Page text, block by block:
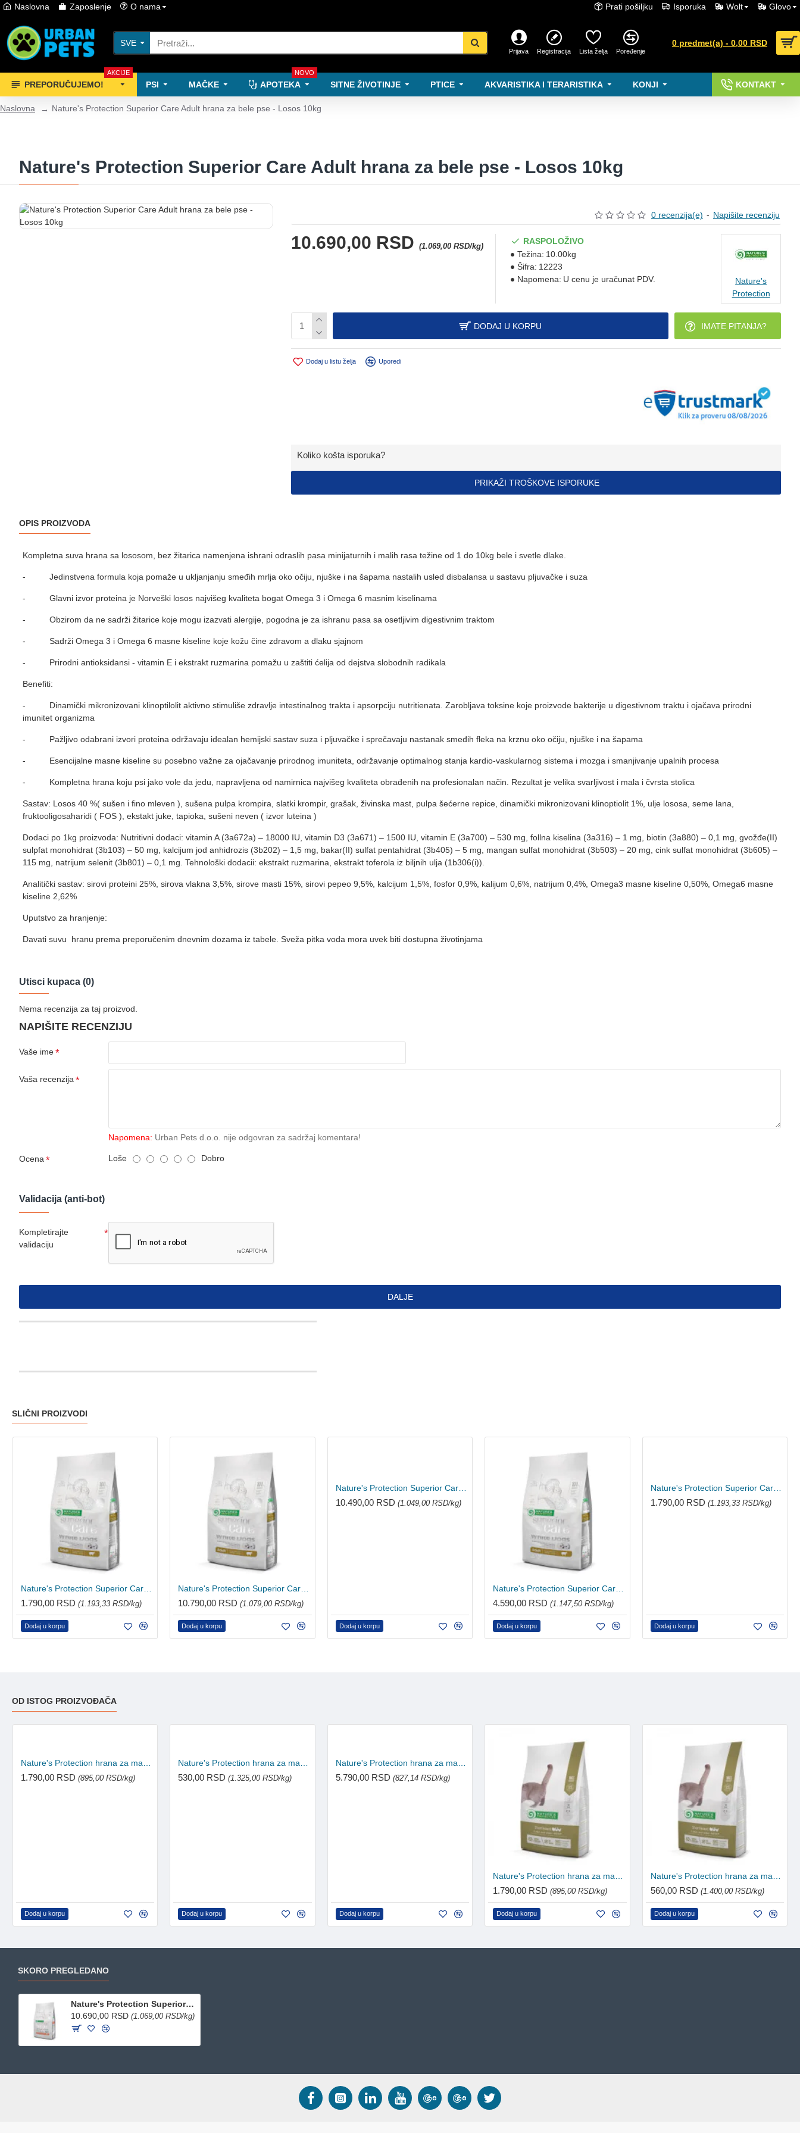
Naslovna Zaposlenje O nama Prati pošiljku Isporuka Wolt Glovo
SVE
Prijava Registracija Lista želja Poređenje
0 predmet(a) - 0,00 RSD
PREPORUČUJEMO!
AKCIJE
PSI MAČKE APOTEKA
NOVO
SITNE ŽIVOTINJE PTICE AKVARISTIKA I TERARISTIKA KONJI KONTAKT
Naslovna Nature's Protection Superior Care Adult hrana za bele pse - Losos 10kg
Nature's Protection Superior Care Adult hrana za bele pse - Losos 10kg
0 recenzija(e) - Napišite recenziju
10.690,00 RSD (1.069,00 RSD/kg)
RASPOLOŽIVO
Težina: 10.00kg
Šifra: 12223
Napomena: U cenu je uračunat PDV.
Nature's
Protection
DODAJ U KORPU IMATE PITANJA?
Dodaj u listu želja Uporedi
Koliko košta isporuka?
PRIKAŽI TROŠKOVE ISPORUKE
OPIS PROIZVODA
Kompletna suva hrana sa lososom, bez žitarica namenjena ishrani odraslih pasa minijaturnih i malih rasa težine od 1 do 10kg bele i svetle dlake.
- Jedinstvena formula koja pomaže u ukljanjanju smeđih mrlja oko očiju, njuške i na šapama nastalih usled disbalansa u sastavu pljuvačke i suza
- Glavni izvor proteina je Norveški losos najvišeg kvaliteta bogat Omega 3 i Omega 6 masnim kiselinama
- Obzirom da ne sadrži žitarice koje mogu izazvati alergije, pogodna je za ishranu pasa sa osetljivim digestivnim traktom
- Sadrži Omega 3 i Omega 6 masne kiseline koje kožu čine zdravom a dlaku sjajnom
- Prirodni antioksidansi - vitamin E i ekstrakt ruzmarina pomažu u zaštiti ćelija od dejstva slobodnih radikala
Benefiti:
- Dinamički mikronizovani klinoptilolit aktivno stimuliše zdravlje intestinalnog trakta i apsorpciju nutritienata. Zarobljava toksine koje proizvode bakterije u digestivnom traktu i ojačava prirodni
imunitet organizma
- Pažljivo odabrani izvori proteina održavaju idealan hemijski sastav suza i pljuvačke i sprečavaju nastanak smeđih fleka na krznu oko očiju, njuške i na šapama
- Esencijalne masne kiseline su posebno važne za ojačavanje prirodnog imuniteta, održavanje optimalnog stanja kardio-vaskularnog sistema i mozga i smanjivanje upalnih procesa
- Kompletna hrana koju psi jako vole da jedu, napravljena od namirnica najvišeg kvaliteta obrađenih na profesionalan način. Rezultat je velika svarljivost i mala i čvrsta stolica
Sastav: Losos 40 %( sušen i fino mleven ), sušena pulpa krompira, slatki krompir, grašak, živinska mast, pulpa šećerne repice, dinamički mikronizovani klinoptiolit 1%, ulje lososa, seme lana,
fruktooligosaharidi ( FOS ), ekstakt juke, tapioka, sušeni neven ( izvor luteina )
Dodaci po 1kg proizvoda: Nutritivni dodaci: vitamin A (3a672a) – 18000 IU, vitamin D3 (3a671) – 1500 IU, vitamin E (3a700) – 530 mg, follna kiselina (3a316) – 1 mg, biotin (3a880) – 0,1 mg, gvožđe(II)
sulpfat monohidrat (3b103) – 50 mg, kalcijum jod anhidrozis (3b202) – 1,5 mg, bakar(II) sulfat pentahidrat (3b405) – 5 mg, mangan sulfat monohidrat (3b503) – 20 mg, cink sulfat monohidrat (3b605) –
115 mg, natrijum selenit (3b801) – 0,1 mg. Tehnološki dodacii: ekstrakt ruzmarina, ekstrakt toferola iz biljnih ulja (1b306(i)).
Analitički sastav: sirovi proteini 25%, sirova vlakna 3,5%, sirove masti 15%, sirovi pepeo 9,5%, kalcijum 1,5%, fosfor 0,9%, kalijum 0,6%, natrijum 0,4%, Omega3 masne kiseline 0,50%, Omega6 masne
kiseline 2,62%
Uputstvo za hranjenje:
Davati suvu hranu prema preporučenim dnevnim dozama iz tabele. Sveža pitka voda mora uvek biti dostupna životinjama
Utisci kupaca (0)
Nema recenzija za taj proizvod.
NAPIŠITE RECENZIJU
Vaše ime
Vaša recenzija
Napomena: Urban Pets d.o.o. nije odgovran za sadržaj komentara!
Ocena Loše Dobro
Validacija (anti-bot)
Kompletirajte
validaciju
DALJE
SLIČNI PROIZVODI
1.790,00 RSD (1.193,33 RSD/kg)
Dodaj u korpu
10.790,00 RSD(1.079,00 RSD/kg)
Dodaj u korpu
Nature's Protection Superior Care Puppy Starter hrana za bele pse - Losos 10kg
10.490,00 RSD (1.049,00 RSD/kg)
Dodaj u korpu
4.590,00 RSD(1.147,50 RSD/kg)
Dodaj u korpu
Nature's Protection Superior Care Adult hrana za bele pse - Losos 1.5kg
1.790,00 RSD (1.193,33 RSD/kg)
Dodaj u korpu
OD ISTOG PROIZVOĐAČA
1.790,00 RSD (895,00 RSD/kg)
Dodaj u korpu
530,00 RSD(1.325,00 RSD/kg)
Dodaj u korpu
5.790,00 RSD (827,14 RSD/kg)
Dodaj u korpu
Nature's Protection hrana za mačke Adult - Sterilised 2kg
1.790,00 RSD(895,00 RSD/kg)
Dodaj u korpu
Nature's Protection hrana za mačke Adult - Sterilised 400g
560,00 RSD (1.400,00 RSD/kg)
Dodaj u korpu
SKORO PREGLEDANO
Nature's Protection Superior Care Adult hrana za bele pse - Losos 10kg
10.690,00 RSD(1.069,00 RSD/kg)